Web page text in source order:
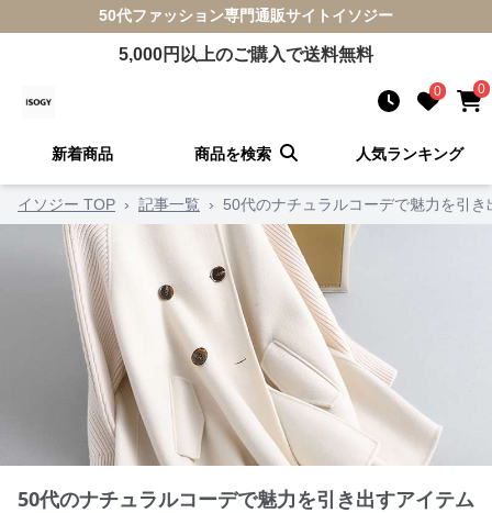
50代ファッション専門通販サイト イソジー
5,000円以上のご購入で送料無料
0 0
新着商品 商品を検索 人気ランキング
イソジー TOP › 記事一覧 › 50代のナチュラルコーデで魅力を引
50代のナチュラルコーデで魅力を引き出すアイテム